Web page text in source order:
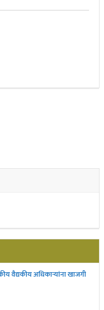
वैद्यकीय अधिकाऱ्यांना खाजगी